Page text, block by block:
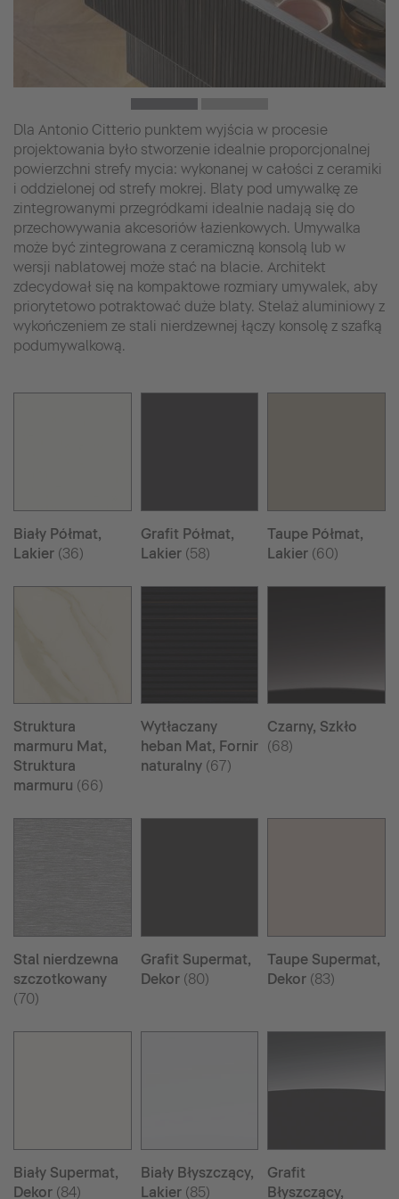
Dla Antonio Citterio punktem wyjścia w procesie
projektowania było stworzenie idealnie proporcjonalnej
powierzchni strefy mycia: wykonanej w całości z ceramiki
i oddzielonej od strefy mokrej. Blaty pod umywalkę ze
zintegrowanymi przegródkami idealnie nadają się do
przechowywania akcesoriów łazienkowych. Umywalka
może być zintegrowana z ceramiczną konsolą lub w
wersji nablatowej może stać na blacie. Architekt
zdecydował się na kompaktowe rozmiary umywalek, aby
priorytetowo potraktować duże blaty. Stelaż aluminiowy z
wykończeniem ze stali nierdzewnej łączy konsolę z szafką
podumywalkową.
Biały Półmat,
Lakier (36)
Grafit Półmat,
Lakier(58)
Taupe Półmat,
Lakier (60)
Struktura
marmuru Mat,
Struktura
marmuru (66)
Wytłaczany
heban Mat, Fornir
naturalny(67)
Czarny, Szkło
(68)
Stal nierdzewna
szczotkowany
(70)
Grafit Supermat,
Dekor(80)
Taupe Supermat,
Dekor (83)
Biały Supermat,
Dekor (84)
Biały Błyszczący,
Lakier(85)
Grafit
Błyszczący,